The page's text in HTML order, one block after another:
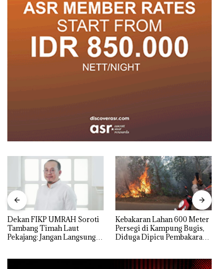
Dekan FIKP UMRAH Soroti
Tambang Timah Laut
Pekajang: Jangan Langsung
Kebakaran Lahan 600 Meter
Persegi di Kampung Bugis,
Diduga Dipicu Pembakaran